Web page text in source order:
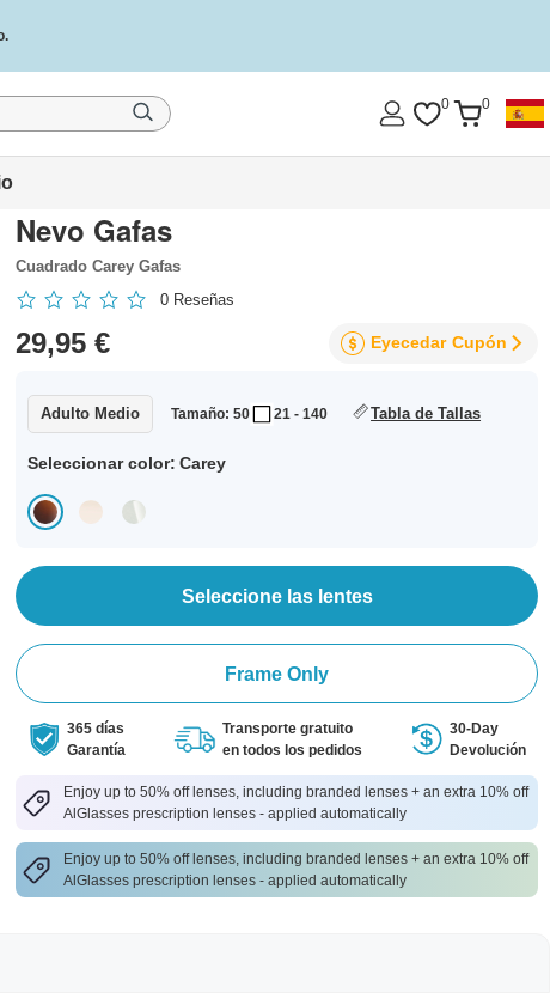
0 0
Nevo Gafas
Cuadrado Carey Gafas
0 Reseñas
29,95 € Eyecedar Cupón
Adulto Medio Tamaño: 50 21 - 140 Tabla de Tallas
Seleccionar color: Carey
Seleccione las lentes
Frame Only
365 días
Garantía
Transporte gratuito
en todos los pedidos
30-Day
Devolución
Enjoy up to 50% off lenses, including branded lenses + an extra 10% off
AlGlasses prescription lenses - applied automatically
Enjoy up to 50% off lenses, including branded lenses + an extra 10% off
AlGlasses prescription lenses - applied automatically